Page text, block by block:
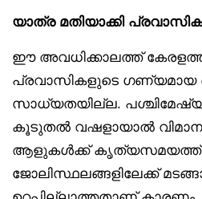
യാത്ര മതിയാക്കി
ഈ അവധിക്കാലത്ത്
പ്രവാസികളുടെ ഗണ്യമായ
സാധ്യതയില്ല.
കൂടുതൽ വഷളായാൽ
ആളുകൾക്ക് കൃത്യസമയത്ത്
ജോലിസ്ഥലങ്ങളിലേക്ക്